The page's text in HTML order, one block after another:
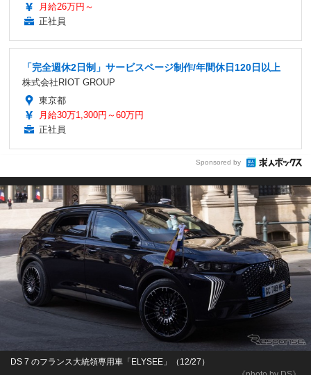
月給26万円～
正社員
「完全週休2日制」サービスページ制作/年間休日120日以上
株式会社RIOT GROUP
東京都
月給30万1,300円～60万円
正社員
Sponsored by
DS 7 のフランス大統領専用車「ELYSEE」（12/27）